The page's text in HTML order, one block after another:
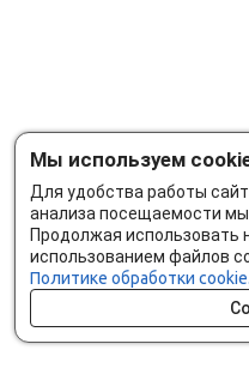
Мы используем
Для удобства работы
анализа посещаемости
Продолжая использовать
использованием файлов
Политике обработки cookie.